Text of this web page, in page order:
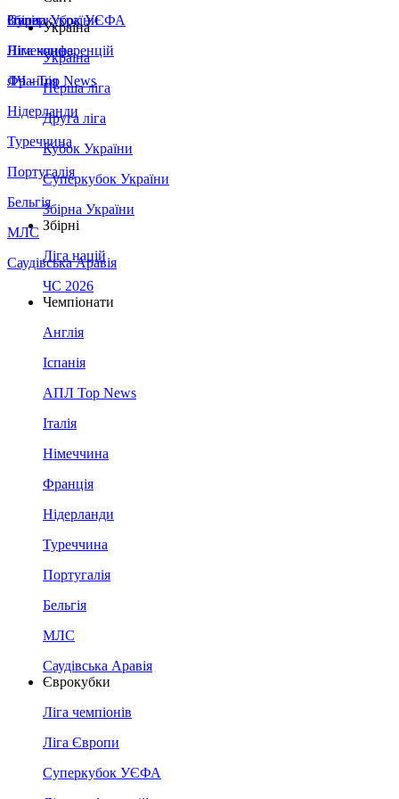
Збірна України
Італія
Німеччина
Франція
Нідерланди
Туреччина
Португалія
Бельгія
МЛС
Саудівська Аравія
Суперкубок УЄФА
Ліга конференцій
ЛЧ - Top News
Україна
Україна
Перша ліга
Друга ліга
Кубок України
Суперкубок України
Збірна України
Збірні
Ліга націй
ЧС 2026
Чемпіонати
Англія
Іспанія
АПЛ Top News
Італія
Німеччина
Франція
Нідерланди
Туреччина
Португалія
Бельгія
МЛС
Саудівська Аравія
Єврокубки
Ліга чемпіонів
Ліга Європи
Суперкубок УЄФА